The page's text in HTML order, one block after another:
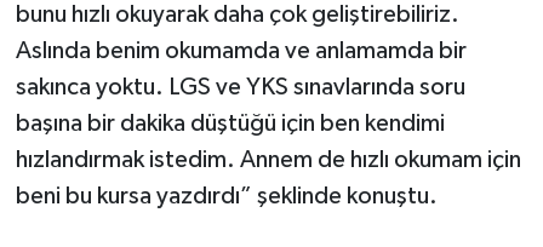
bunu hızlı okuyarak daha çok geliştirebiliriz.
Aslında benim okumamda ve anlamamda bir
sakınca yoktu. LGS ve YKS sınavlarında soru
başına bir dakika düştüğü için ben kendimi
hızlandırmak istedim. Annem de hızlı okumam için
beni bu kursa yazdırdı” şeklinde konuştu.